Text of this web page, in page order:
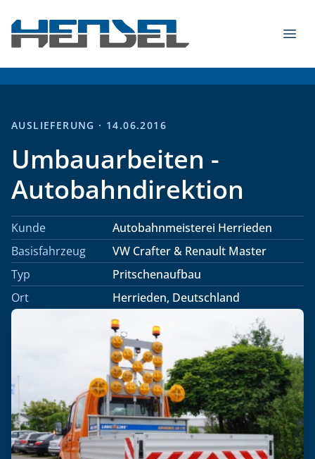
HENSEL Fahrzeugbau GmbH & Co. KG - 2026
AUSLIEFERUNG · 14.06.2016
Umbauarbeiten -
Autobahndirektion
Kunde
Autobahnmeisterei Herrieden
Basisfahrzeug
VW Crafter & Renault Master
Typ
Pritschenaufbau
Ort
Herrieden, Deutschland